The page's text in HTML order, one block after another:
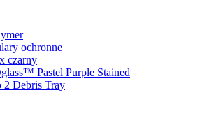
ochronne
czarny
Pastel Purple Stained
2 Debris Tray